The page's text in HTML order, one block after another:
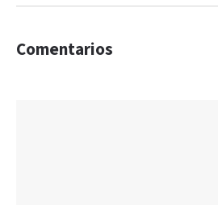
Comentarios